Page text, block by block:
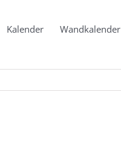
Kalender Wandkalender